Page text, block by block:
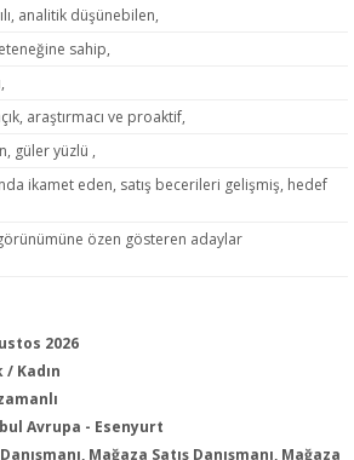
analitik düşünebilen,
sahip,
araştırmacı ve proaktif,
güler yüzlü ,
ikamet eden, satış becerileri gelişmiş, hedef
görünümüne özen gösteren adaylar
2026
/ Kadın
Avrupa - Esenyurt
Mağaza Satış Danışmanı, Mağaza